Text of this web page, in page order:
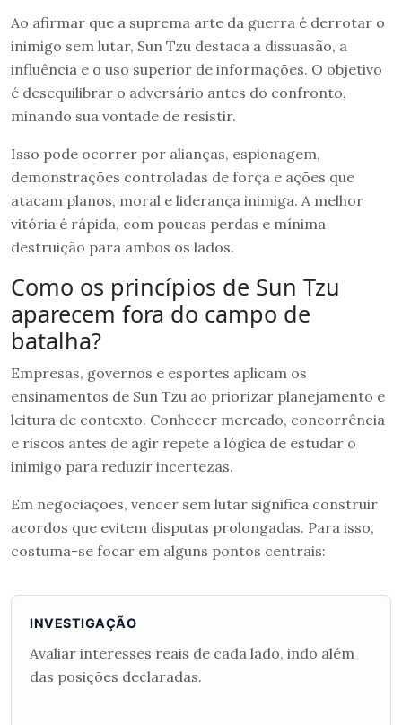
Ao afirmar que a suprema arte da guerra é derrotar o
inimigo sem lutar, Sun Tzu destaca a dissuasão, a
influência e o uso superior de informações. O objetivo
é desequilibrar o adversário antes do confronto,
minando sua vontade de resistir.
Isso pode ocorrer por alianças, espionagem,
demonstrações controladas de força e ações que
atacam planos, moral e liderança inimiga. A melhor
vitória é rápida, com poucas perdas e mínima
destruição para ambos os lados.
Como os princípios de Sun Tzu
aparecem fora do campo de
batalha?
Empresas, governos e esportes aplicam os
ensinamentos de Sun Tzu ao priorizar planejamento e
leitura de contexto. Conhecer mercado, concorrência
e riscos antes de agir repete a lógica de estudar o
inimigo para reduzir incertezas.
Em negociações, vencer sem lutar significa construir
acordos que evitem disputas prolongadas. Para isso,
costuma-se focar em alguns pontos centrais:
INVESTIGAÇÃO
Avaliar interesses reais de cada lado, indo além
das posições declaradas.